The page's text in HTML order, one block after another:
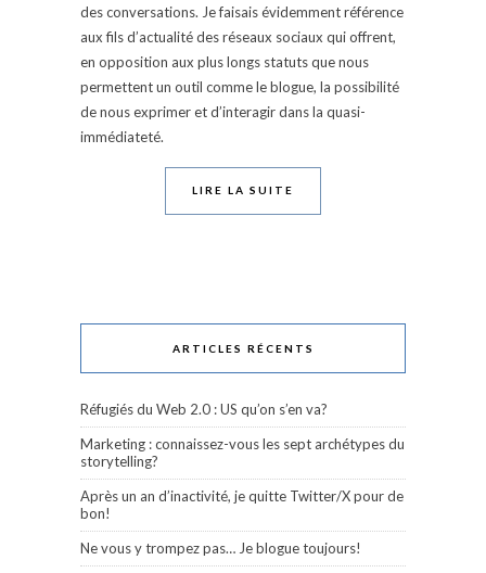
des conversations. Je faisais évidemment référence
aux fils d’actualité des réseaux sociaux qui offrent,
en opposition aux plus longs statuts que nous
permettent un outil comme le blogue, la possibilité
de nous exprimer et d’interagir dans la quasi-
immédiateté.
LIRE LA SUITE
ARTICLES RÉCENTS
Réfugiés du Web 2.0 : US qu’on s’en va?
Marketing : connaissez-vous les sept archétypes du
storytelling?
Après un an d’inactivité, je quitte Twitter/X pour de
bon!
Ne vous y trompez pas… Je blogue toujours!